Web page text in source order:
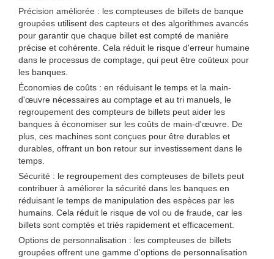
Précision améliorée : les compteuses de billets de banque
groupées utilisent des capteurs et des algorithmes avancés
pour garantir que chaque billet est compté de manière
précise et cohérente. Cela réduit le risque d'erreur humaine
dans le processus de comptage, qui peut être coûteux pour
les banques.
Économies de coûts : en réduisant le temps et la main-
d'œuvre nécessaires au comptage et au tri manuels, le
regroupement des compteurs de billets peut aider les
banques à économiser sur les coûts de main-d'œuvre. De
plus, ces machines sont conçues pour être durables et
durables, offrant un bon retour sur investissement dans le
temps.
Sécurité : le regroupement des compteuses de billets peut
contribuer à améliorer la sécurité dans les banques en
réduisant le temps de manipulation des espèces par les
humains. Cela réduit le risque de vol ou de fraude, car les
billets sont comptés et triés rapidement et efficacement.
Options de personnalisation : les compteuses de billets
groupées offrent une gamme d'options de personnalisation